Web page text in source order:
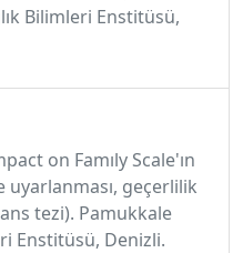
Bilimleri Enstitüsü,
on Famıly Scale'ın
uyarlanması, geçerlilik
tezi). Pamukkale
Enstitüsü, Denizli.